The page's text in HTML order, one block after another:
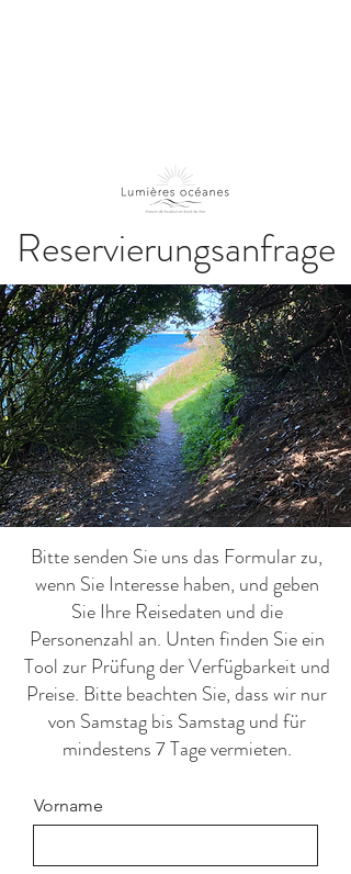
Reservierungsanfrage
Bitte senden Sie uns das Formular zu,
wenn Sie Interesse haben, und geben
Sie Ihre Reisedaten und die
Personenzahl an. Unten finden Sie ein
Tool zur Prüfungder Verfügbarkeit und
Preise. Bitte beachten Sie, dass wir nur
von Samstag bis Samstag und für
mindestens 7 Tage vermieten.
Vorname